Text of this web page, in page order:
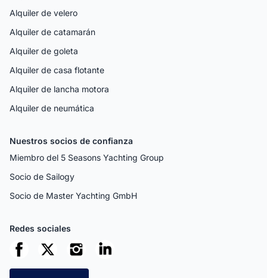
Alquiler de velero
Alquiler de catamarán
Alquiler de goleta
Alquiler de casa flotante
Alquiler de lancha motora
Alquiler de neumática
Nuestros socios de confianza
Miembro del 5 Seasons Yachting Group
Socio de Sailogy
Socio de Master Yachting GmbH
Redes sociales